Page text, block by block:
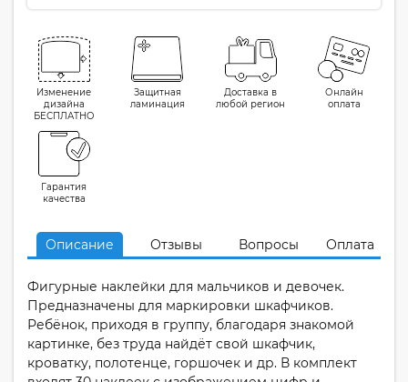
Изменение
дизайна
БЕСПЛАТНО
Защитная
ламинация
Доставка в
любой регион
Онлайн
оплата
Гарантия
качества
Описание Отзывы Вопросы Оплата
Фигурные наклейки для мальчиков и девочек.
Предназначены для маркировки шкафчиков.
Ребёнок, приходя в группу, благодаря знакомой
картинке, без труда найдёт свой шкафчик,
кроватку, полотенце, горшочек и др. В комплект